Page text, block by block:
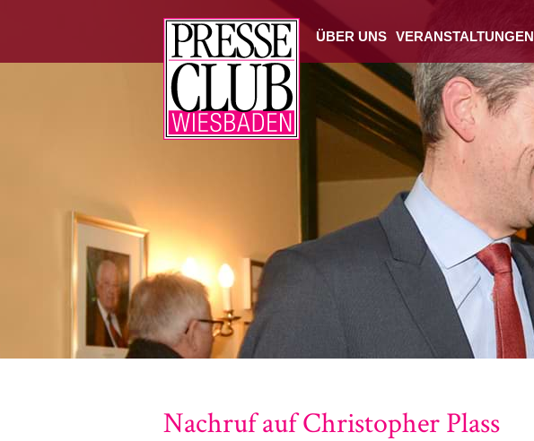
ÜBER UNS VERANSTALTUNGEN
Nachruf auf Christopher Plass